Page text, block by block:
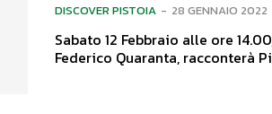
DISCOVER PISTOIA - 28 GENNAIO 2022
Sabato 12 Febbraio alle ore
Federico Quaranta, racconterà